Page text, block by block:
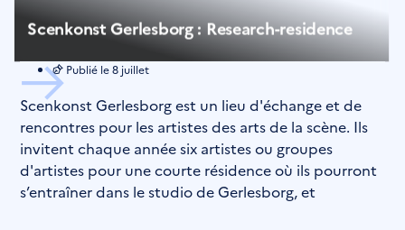
Scenkonst Gerlesborg : Research-residence
Publié le8 juillet
Scenkonst Gerlesborg est un lieu d'échange et de
rencontres pour les artistes des arts de la scène. Ils
invitent chaque année six artistes ou groupes
d'artistes pour une courte résidence où ils pourront
s’entraîner dans le studio de Gerlesborg, et